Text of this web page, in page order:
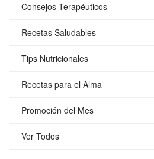
Consejos Terapéuticos
Recetas Saludables
Tips Nutricionales
Recetas para el Alma
Promoción del Mes
Ver Todos